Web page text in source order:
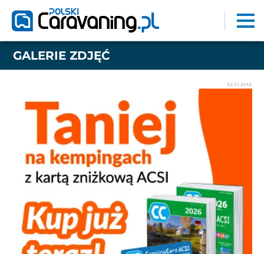
GALERIE ZDJĘĆ
REKLAMA